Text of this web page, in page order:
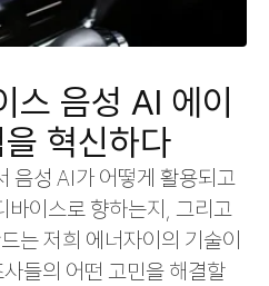
스 음성 AI 에이
혁신하다
음성 AI가 어떻게 활용되고
이스로 향하는지, 그리고
는 저희 에너자이의 기술이
들의 어떤 고민을 해결할